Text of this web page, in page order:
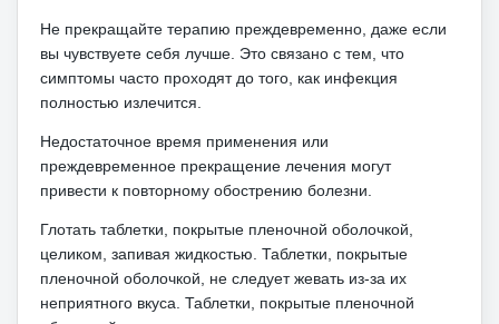
Не прекращайте терапию преждевременно, даже если
вы чувствуете себя лучше. Это связано с тем, что
симптомы часто проходят до того, как инфекция
полностью излечится.
Недостаточное время применения или
преждевременное прекращение лечения могут
привести к повторному обострению болезни.
Глотать таблетки, покрытые пленочной оболочкой,
целиком, запивая жидкостью. Таблетки, покрытые
пленочной оболочкой, не следует жевать из-за их
неприятного вкуса. Таблетки, покрытые пленочной